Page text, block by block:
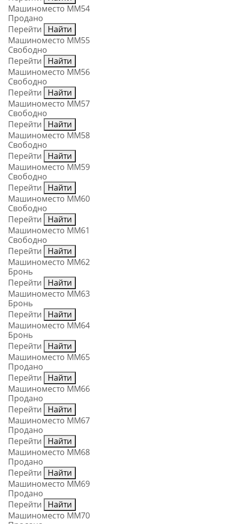
Машиноместо ММ54
Продано
Перейти
Найти
Машиноместо ММ55
Свободно
Перейти
Найти
Машиноместо ММ56
Свободно
Перейти
Найти
Машиноместо ММ57
Свободно
Перейти
Найти
Машиноместо ММ58
Свободно
Перейти
Найти
Машиноместо ММ59
Свободно
Перейти
Найти
Машиноместо ММ60
Свободно
Перейти
Найти
Машиноместо ММ61
Свободно
Перейти
Найти
Машиноместо ММ62
Бронь
Перейти
Найти
Машиноместо ММ63
Бронь
Перейти
Найти
Машиноместо ММ64
Бронь
Перейти
Найти
Машиноместо ММ65
Продано
Перейти
Найти
Машиноместо ММ66
Продано
Перейти
Найти
Машиноместо ММ67
Продано
Перейти
Найти
Машиноместо ММ68
Продано
Перейти
Найти
Машиноместо ММ69
Продано
Перейти
Найти
Машиноместо ММ70